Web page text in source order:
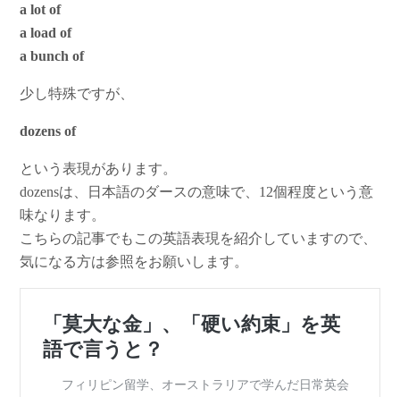
a lot of
a load of
a bunch of
少し特殊ですが、
dozens of
という表現があります。
dozensは、日本語のダースの意味で、12個程度という意
味なります。
こちらの記事でもこの英語表現を紹介していますので、
気になる方は参照をお願いします。